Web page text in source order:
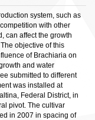
system, such as
with other
can affect the growth
objective of this
of Brachiaria on
and water
submitted to different
was installed at
Federal District, in
pivot. The cultivar
in 2007 in spacing of